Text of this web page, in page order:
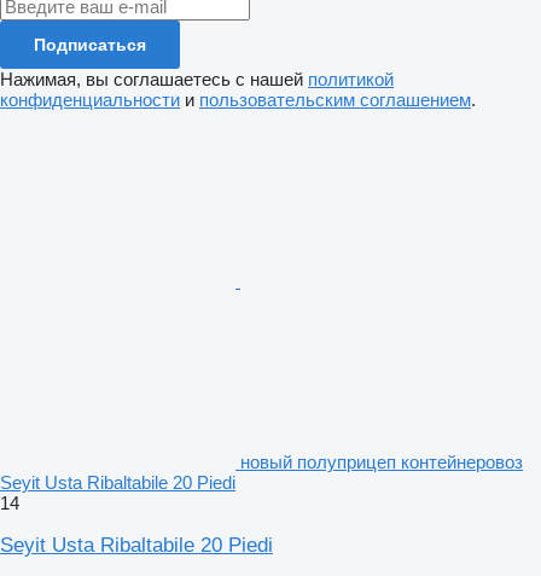
Подписаться
Нажимая, вы соглашаетесь с нашей политикой
конфиденциальности и пользовательским соглашением.
новый полуприцеп контейнеровоз
Seyit Usta Ribaltabile 20 Piedi
14
Seyit Usta Ribaltabile 20 Piedi